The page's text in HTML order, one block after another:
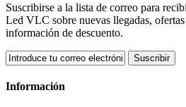
Suscribirse a la lista de correo para
Led VLC sobre nuevas llegadas, ofertas
información de descuento.
Suscribir
Información